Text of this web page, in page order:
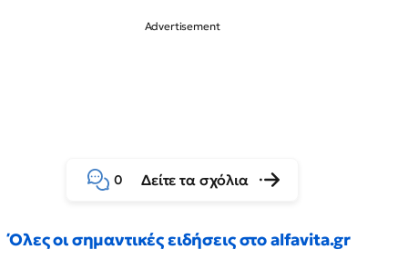
0 Δείτε τα σχόλια
Όλες οι σημαντικές ειδήσεις στο alfavita.gr